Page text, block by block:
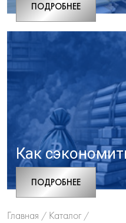
ПОДРОБНЕЕ
Как
ПОДРОБНЕЕ
Главная / Каталог /